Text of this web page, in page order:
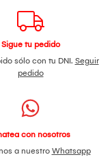
Sigue tu pedido
sólo con tu DNI. Seguir
pedido
con nosotros
a nuestro Whatsapp